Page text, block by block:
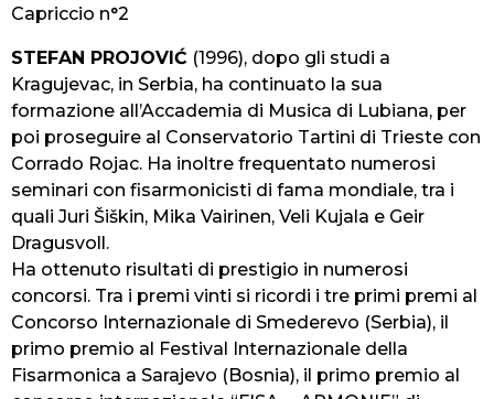
Capriccio n°2
STEFAN PROJOVIĆ (1996), dopo gli studi a
Kragujevac, in Serbia, ha continuato la sua
formazione all’Accademia di Musica di Lubiana, per
poi proseguire al Conservatorio Tartini di Trieste con
Corrado Rojac. Ha inoltre frequentato numerosi
seminari con fisarmonicisti di fama mondiale, tra i
quali Juri Šiškin, Mika Vairinen, Veli Kujala e Geir
Dragusvoll.
Ha ottenuto risultati di prestigio in numerosi
concorsi. Tra i premi vinti si ricordi i tre primi premi al
Concorso Internazionale di Smederevo (Serbia), il
primo premio al Festival Internazionale della
Fisarmonica a Sarajevo (Bosnia), il primo premio al